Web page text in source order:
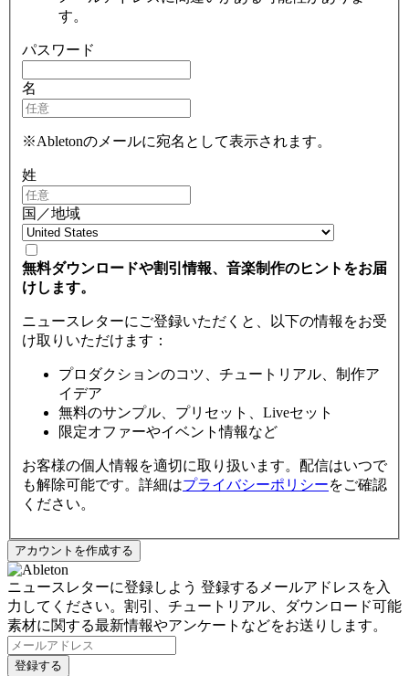
す。
パスワード
名
※Abletonのメールに宛名として表示されます。
姓
国／地域
無料ダウンロードや割引情報、音楽制作のヒントをお届
けします。
ニュースレターにご登録いただくと、以下の情報をお受
け取りいただけます：
プロダクションのコツ、チュートリアル、制作ア
イデア
無料のサンプル、プリセット、Liveセット
限定オファーやイベント情報など
お客様の個人情報を適切に取り扱います。配信はいつで
も解除可能です。詳細はプライバシーポリシーをご確認
ください。
ニュースレターに登録しよう 登録するメールアドレスを入
力してください。割引、チュートリアル、ダウンロード可能
素材に関する最新情報やアンケートなどをお送りします。